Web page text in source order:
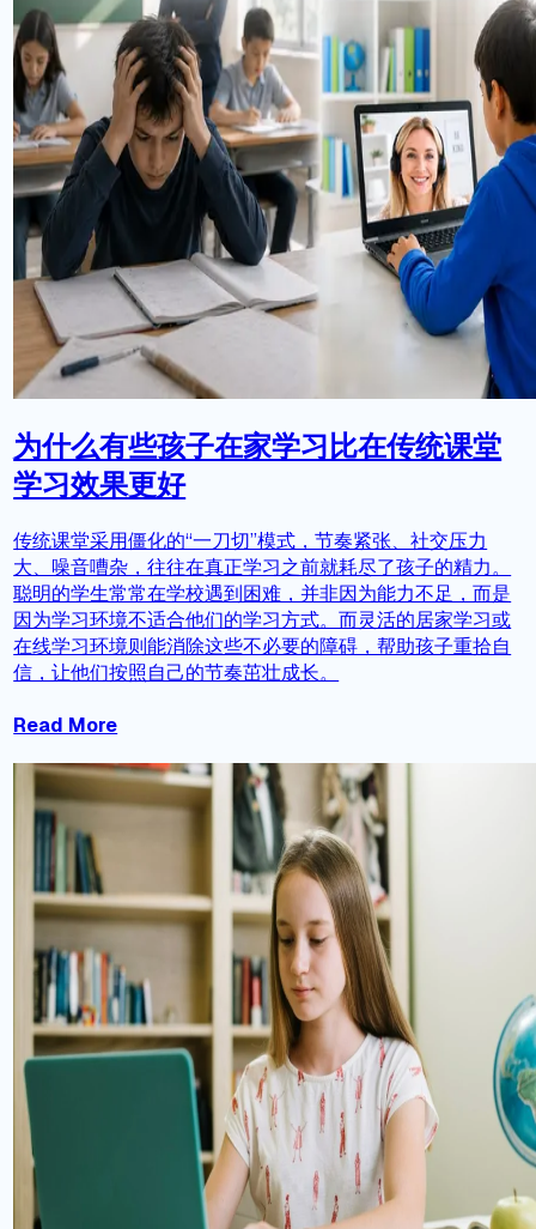
为什么有些孩子在家学习比在传统课堂
学习效果更好
传统课堂采用僵化的“一刀切”模式，节奏紧张、社交压力
大、噪音嘈杂，往往在真正学习之前就耗尽了孩子的精力。
聪明的学生常常在学校遇到困难，并非因为能力不足，而是
因为学习环境不适合他们的学习方式。而灵活的居家学习或
在线学习环境则能消除这些不必要的障碍，帮助孩子重拾自
信，让他们按照自己的节奏茁壮成长。
Read More